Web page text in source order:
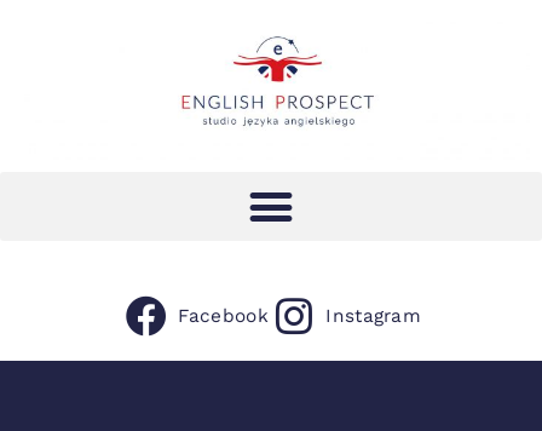
Facebook Instagram